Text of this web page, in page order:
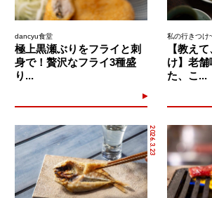
dancyu食堂
極上黒瀬ぶりをフライと刺
身で！贅沢なフライ3種盛
り...
私の行きつけ
【教え
け】老
た、こ...
2026.3.23